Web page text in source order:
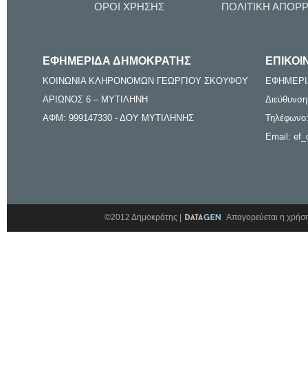
ΟΡΟΙ ΧΡΗΣΗΣ ΠΟΛΙΤΙΚΗ
ΕΦΗΜΕΡΙΔΑ ΔΗΜΟΚΡΑΤΗΣ
ΚΟΙΝΩΝΙΑ ΚΛΗΡΟΝΟΜΩΝ ΓΕΩΡΓΙΟΥ ΣΚΟΥΦΟΥ
ΑΡΙΩΝΟΣ 6 – ΜΥΤΙΛΗΝΗ
ΑΦΜ: 999147330 - ΔΟΥ ΜΥΤΙΛΗΝΗΣ
Email:
©2012 Δημοκράτης | Απαγορεύεται η